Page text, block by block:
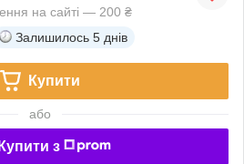
на сайті — 200 ₴
Залишилось 5 днів
Купити
або
Купити з